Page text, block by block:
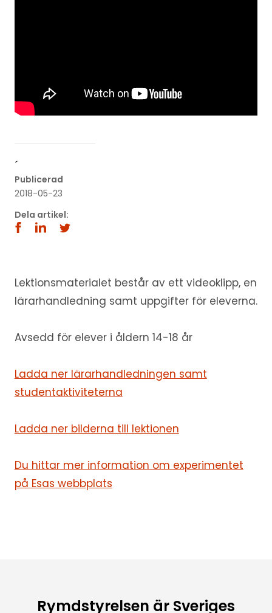
´
Publicerad
2018-05-23
Dela artikel:
Lektionsmaterialet består av ett videoklipp, en
lärarhandledning samt uppgifter för eleverna.
Avsedd för elever i åldern 14-18 år
Ladda ner lärarhandledningen samt
studentaktiviteterna
Ladda ner bilderna till lektionen
Du hittar mer information om experimentet
på Esas webbplats
Rymdstyrelsen är Sveriges